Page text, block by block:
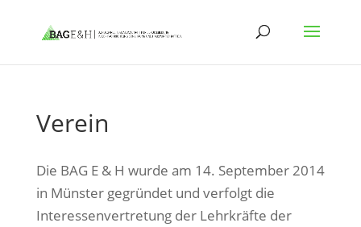
Verein
Die BAG E & H wurde am 14. September 2014
in Münster gegründet und verfolgt die
Interessenvertretung der Lehrkräfte der